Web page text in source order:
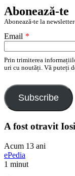
Abonează-te
Abonează-te la
Email *
Prin trimiterea
uri cu noutăți. Vă puteți
Subscribe
A fost otravit
Acum 13 ani
ePedia
1 minut